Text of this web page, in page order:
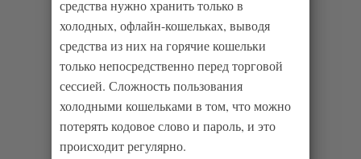
средства нужно хранить только в
холодных, офлайн-кошельках, выводя
средства из них на горячие кошельки
только непосредственно перед торговой
сессией. Сложность пользования
холодными кошельками в том, что можно
потерять кодовое слово и пароль, и это
происходит регулярно.